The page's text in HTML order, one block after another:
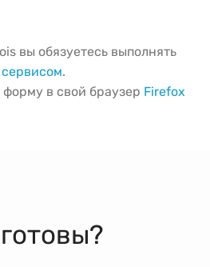
вы обязуетесь выполнять
.
в свой браузер Firefox